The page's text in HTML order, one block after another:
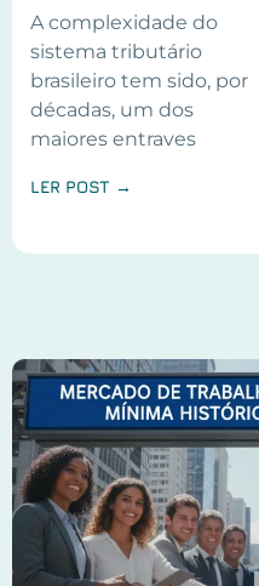
A complexidade do
sistema tributário
brasileiro tem sido, por
décadas, um dos
maiores entraves
LER POST →